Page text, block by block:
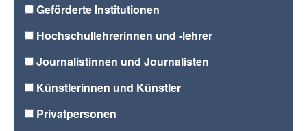
Geförderte Institutionen
Hochschullehrerinnen und -lehrer
Journalistinnen und Journalisten
Künstlerinnen und Künstler
Privatpersonen